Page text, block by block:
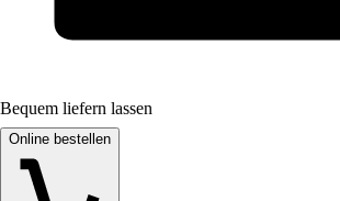
Bequem liefern lassen
Online bestellen